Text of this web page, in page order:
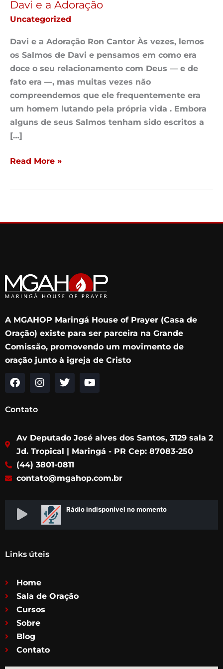
Davi e a Adoração
Uncategorized
Davi e a Adoração Ron Cantor Às vezes, lemos
os Salmos de Davi e pensamos em como era
doce o seu relacionamento com Deus — e de
fato era —, mas muitas vezes não
compreendemos que ele frequentemente era
um homem lutando pela própria vida . Embora
alguns de seus Salmos tenham sido escritos a
[…]
Read More »
A MGAHOP Maringá House of Prayer (Casa de
Oração) existe para ser parceira na Grande
Comissão, promovendo um movimento de
oração junto à igreja de Cristo
F
c
o
o
k
I
g
r
a
m
T
e
r
Y
b
e
Contato
Av Deputado José alves dos Santos, 3129 sala 2
Jd. Tropical | Maringá - PR Cep: 87083-250
(44) 3801-0811
contato@mgahop.com.br
Links úteis
Home
Sala de Oração
Cursos
Sobre
Blog
Contato